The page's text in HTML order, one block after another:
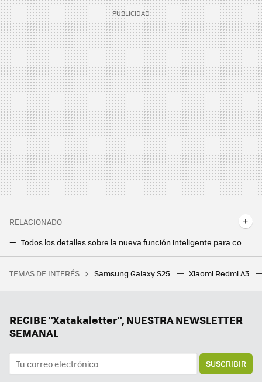
RELACIONADO
Todos los detalles sobre la nueva función inteligente para compartir Internet que llegará a tu Android: Google desvela cómo funciona
iOS 18 se rinde ante Android. La personalización por fin llega a la pantalla de inicio del iPhone
Con la natalidad de Japón en caída libre, Tokio juega una nueva carta para cambiarlo todo: la semana laboral de cuatro días
TEMAS DE INTERÉS Samsung Galaxy S25 Xiaomi Redmi A3
RECIBE "Xatakaletter", NUESTRA NEWSLETTER
SEMANAL
SUSCRIBIR